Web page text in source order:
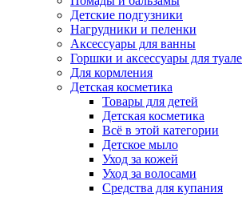
Детские подгузники
Нагрудники и пеленки
Аксессуары для ванны
Горшки и аксессуары для
Для кормления
Детская косметика
Товары для детей
Детская косметика
Всё в этой категории
Детское мыло
Уход за кожей
Уход за волосами
Средства для купания